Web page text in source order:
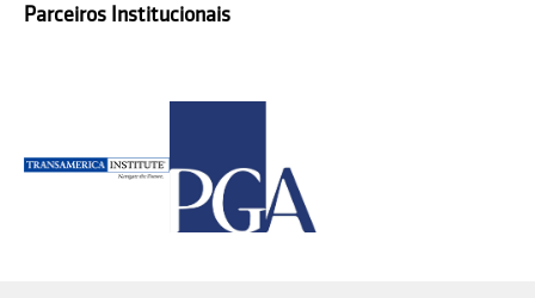
Parceiros Institucionais